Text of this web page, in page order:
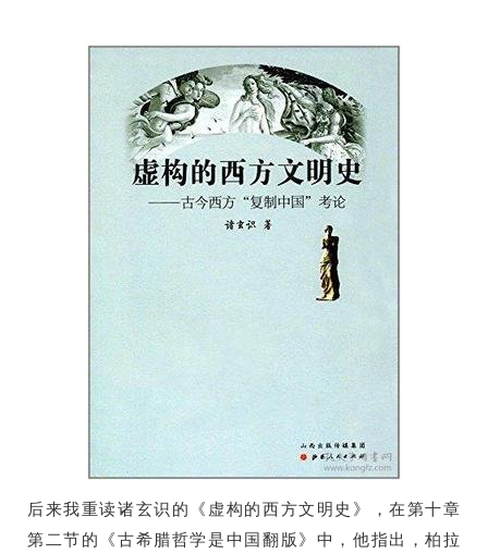
后来我重读诸玄识的《虚构的西方文明史》，在第十章
第二节的《古希腊哲学是中国翻版》中，他指出，柏拉